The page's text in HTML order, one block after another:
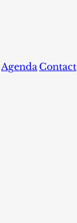
Agenda Contact